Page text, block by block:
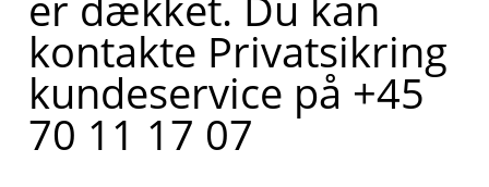
kontakte Privatsikring
kundeservice på +45
70 11 17 07